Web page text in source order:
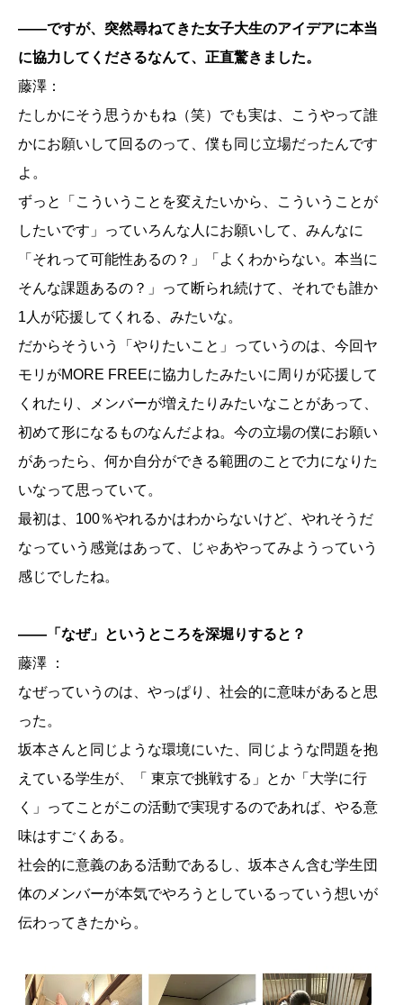
——ですが、突然尋ねてきた女子大生のアイデアに本当
に協力してくださるなんて、正直驚きました。
藤澤：
たしかにそう思うかもね（笑）でも実は、こうやって誰
かにお願いして回るのって、僕も同じ立場だったんです
よ。
ずっと「こういうことを変えたいから、こういうことが
したいです」っていろんな人にお願いして、みんなに
「それって可能性あるの？」「よくわからない。本当に
そんな課題あるの？」って断られ続けて、それでも誰か
1人が応援してくれる、みたいな。
だからそういう「やりたいこと」っていうのは、今回ヤ
モリがMORE FREEに協力したみたいに周りが応援して
くれたり、メンバーが増えたりみたいなことがあって、
初めて形になるものなんだよね。今の立場の僕にお願い
があったら、何か自分ができる範囲のことで力になりた
いなって思っていて。
最初は、100％やれるかはわからないけど、やれそうだ
なっていう感覚はあって、じゃあやってみようっていう
感じでしたね。
——「なぜ」というところを深堀りすると？
藤澤 ：
なぜっていうのは、やっぱり、社会的に意味があると思
った。
坂本さんと同じような環境にいた、同じような問題を抱
えている学生が、「 東京で挑戦する」とか「大学に行
く」ってことがこの活動で実現するのであれば、やる意
味はすごくある。
社会的に意義のある活動であるし、坂本さん含む学生団
体のメンバーが本気でやろうとしているっていう想いが
伝わってきたから。